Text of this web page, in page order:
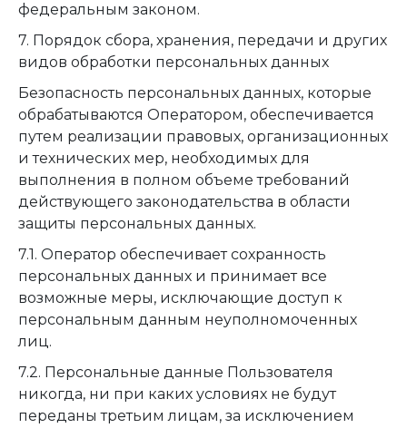
федеральным законом.
7. Порядок сбора, хранения, передачи и других
видов обработки персональных данных
Безопасность персональных данных, которые
обрабатываются Оператором, обеспечивается
путем реализации правовых, организационных
и технических мер, необходимых для
выполнения в полном объеме требований
действующего законодательства в области
защиты персональных данных.
7.1. Оператор обеспечивает сохранность
персональных данных и принимает все
возможные меры, исключающие доступ к
персональным данным неуполномоченных
лиц.
7.2. Персональные данные Пользователя
никогда, ни при каких условиях не будут
переданы третьим лицам, за исключением